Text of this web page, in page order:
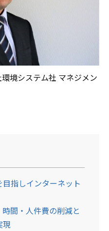
境システム社 マネジメン
指しインターネット
間・人件費の削減と
現